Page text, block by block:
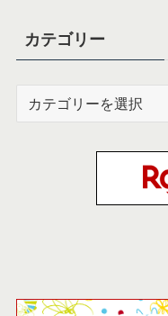
カテゴリー